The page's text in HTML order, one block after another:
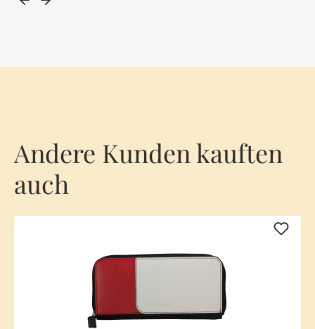
Andere Kunden kauften
auch